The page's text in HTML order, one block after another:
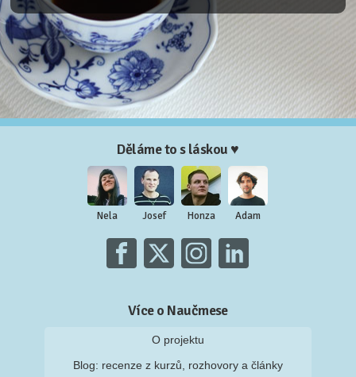
Děláme to s láskou ♥
Nela Josef Honza Adam
Více o Naučmese
O projektu
Blog: recenze z kurzů, rozhovory a články